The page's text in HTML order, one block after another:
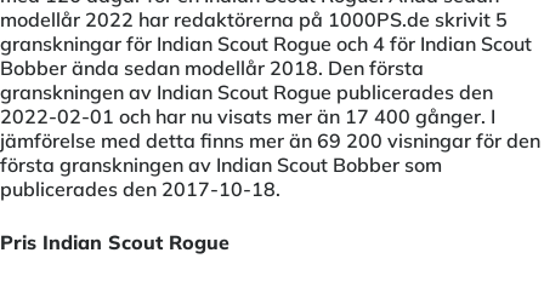
modellår 2022 har redaktörerna på 1000PS.de skrivit 5
granskningar för Indian Scout Rogue och 4 för Indian Scout
Bobber ända sedan modellår 2018. Den första
granskningen av Indian Scout Rogue publicerades den
2022-02-01 och har nu visats mer än 17 400 gånger. I
jämförelse med detta finns mer än 69 200 visningar för den
första granskningen av Indian Scout Bobber som
publicerades den 2017-10-18.
Pris Indian Scout Rogue